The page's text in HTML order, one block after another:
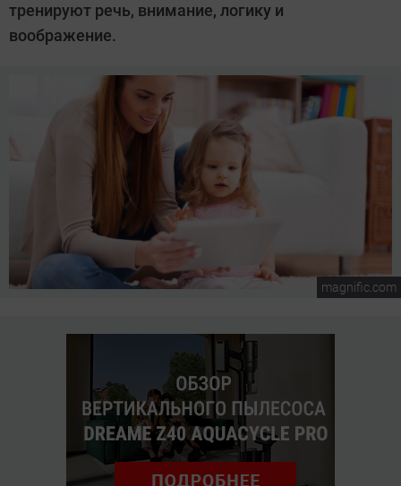
тренируют речь, внимание, логику и
воображение.
magnific.com